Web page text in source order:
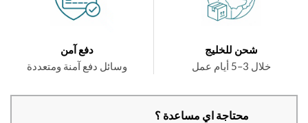
شحن للخليج
دفع آمن
وسائل دفع آمنة ومتعددة
محتاجة اي مساعدة ؟